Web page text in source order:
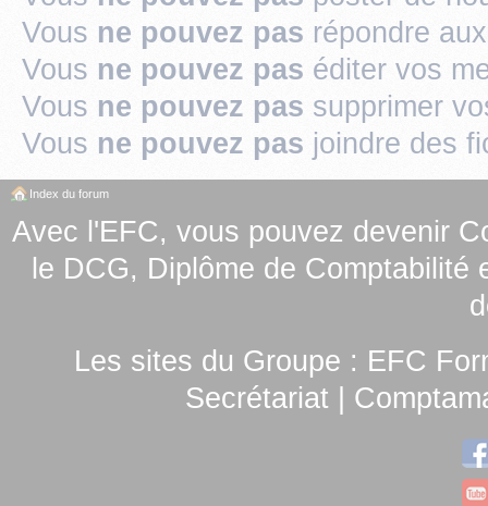
Vous ne pouvez pas répondre
Vous ne pouvez pas éditer vos
Vous ne pouvez pas supprimer
Vous ne pouvez pas joindre des
Index du forum
Avec l'EFC, vous pouvez devenir
le DCG, Diplôme de Comptabilité
Les sites du Groupe : EFC
Secrétariat